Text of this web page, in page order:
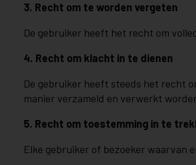
3. Recht om te worden vergeten
De gebruiker heeft het recht om
4. Recht om klacht in te dienen
De gebruiker heeft steeds het recht
manier verzameld en verwerkt
5. Recht om toestemming in te
Elke gebruiker of bezoeker waarvan